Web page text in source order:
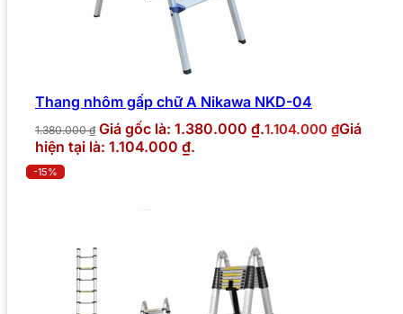
Thang nhôm gấp chữ A Nikawa NKD-04
1.380.000₫ Giá gốc là: 1.380.000 ₫.1.104.000 ₫Giá
hiện tại là: 1.104.000 ₫.
-15%